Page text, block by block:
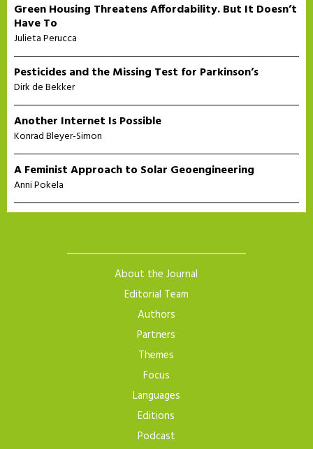
Green Housing Threatens Affordability. But It Doesn’t
Have To
Julieta Perucca
Pesticides and the Missing Test for Parkinson’s
Dirk de Bekker
Another Internet Is Possible
Konrad Bleyer-Simon
A Feminist Approach to Solar Geoengineering
Anni Pokela
About the Journal
Editorial Team
Authors
Partners
Themes
Focus
Languages
Editions
Podcast